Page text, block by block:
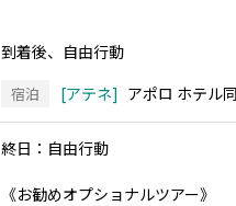
到着後、自由行動
宿泊 アテネ アポロ ホテル
終日：自由行動
《お勧めオプショナルツアー》